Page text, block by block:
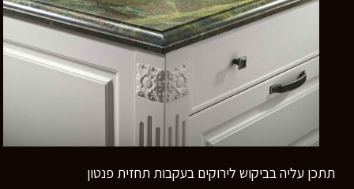
תתכן עליה בביקוש לירוקים בעקבות תחזית פנטון